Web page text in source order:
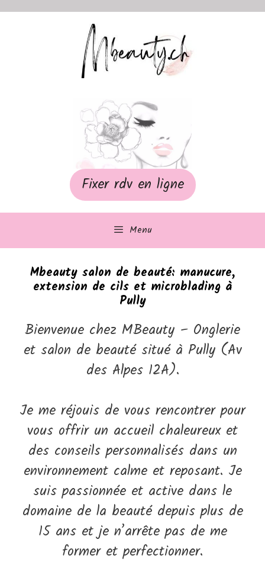
Aller
Fixer rdv en ligne
Menu
Mbeauty salon de beauté: manucure,
extension de cils et microblading à
Pully
Bienvenue chez MBeauty – Onglerie
et salon de beauté situé à Pully (Av
des Alpes 12A).
Je me réjouis de vous rencontrer pour
vous offrir un accueil chaleureux et
des conseils personnalisés dans un
environnement calme et reposant. Je
suis passionnée et active dans le
domaine de la beauté depuis plus de
15 ans et je n’arrête pas de me
former et perfectionner.